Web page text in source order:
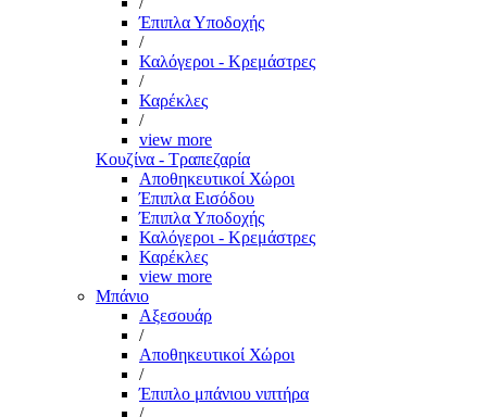
Έπιπλα Υποδοχής
/
Καλόγεροι - Κρεμάστρες
/
Καρέκλες
/
view more
Κουζίνα - Τραπεζαρία
Αποθηκευτικοί Χώροι
Έπιπλα Εισόδου
Έπιπλα Υποδοχής
Καλόγεροι - Κρεμάστρες
Καρέκλες
view more
Μπάνιο
Αξεσουάρ
/
Αποθηκευτικοί Χώροι
/
Έπιπλο μπάνιου νιπτήρα
/